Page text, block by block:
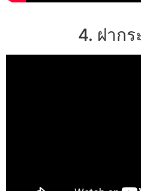
4. ฝากร